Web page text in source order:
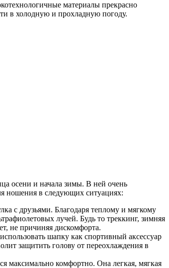
материалы прекрасно
в холодную и прохладную погоду.
осени и начала зимы. В ней очень
ношения в следующих ситуациях:
с друзьями. Благодаря теплому и мягкому
лучей. Будь то треккинг, зимняя
не причиняя дискомфорта.
шапку как спортивный аксессуар
защитить голову от переохлаждения в
максимально комфортно. Она легкая, мягкая